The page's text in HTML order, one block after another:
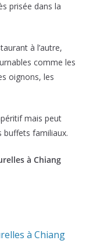
prisée dans la
à l’autre,
comme les
oignons, les
mais peut
buffets familiaux.
à Chiang
à Chiang